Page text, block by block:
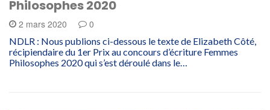
Philosophes 2020
2 mars 2020 0
NDLR : Nous publions ci-dessous le texte de Elizabeth Côté,
récipiendaire du 1er Prix au concours d’écriture Femmes
Philosophes 2020 qui s’est déroulé dans le…